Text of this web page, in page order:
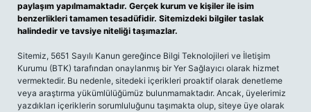
paylaşım yapılmamaktadır. Gerçek kurum ve kişiler ile isim
benzerlikleri tamamen tesadüfidir. Sitemizdeki bilgiler taslak
halindedir ve tavsiye niteliği taşımazlar.
Sitemiz, 5651 Sayılı Kanun gereğince Bilgi Teknolojileri ve İletişim
Kurumu (BTK) tarafından onaylanmış bir Yer Sağlayıcı olarak hizmet
vermektedir. Bu nedenle, sitedeki içerikleri proaktif olarak denetleme
veya araştırma yükümlülüğümüz bulunmamaktadır. Ancak, üyelerimiz
yazdıkları içeriklerin sorumluluğunu taşımakta olup, siteye üye olarak